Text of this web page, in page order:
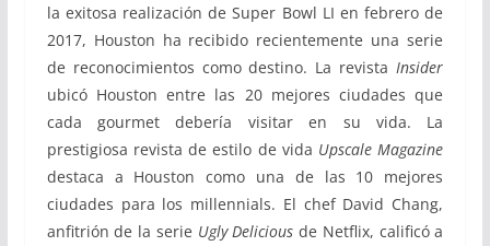
la exitosa realización de Super Bowl LI en febrero de
2017, Houston ha recibido recientemente una serie
de reconocimientos como destino. La revista Insider
ubicó Houston entre las 20 mejores ciudades que
cada gourmet debería visitar en su vida. La
prestigiosa revista de estilo de vida Upscale Magazine
destaca a Houston como una de las 10 mejores
ciudades para los millennials. El chef David Chang,
anfitrión de la serie Ugly Delicious de Netflix, calificó a